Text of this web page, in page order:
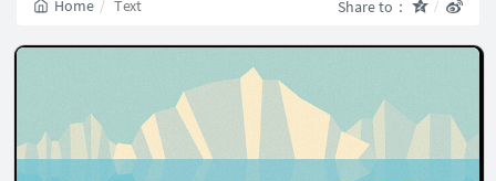
Home Text Share to：